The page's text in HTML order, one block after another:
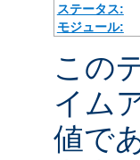
ステータス:
モジュール:
この
イム
値で